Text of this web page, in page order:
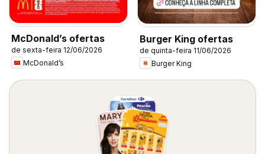
McDonald’s ofertas
de sexta-feira 12/06/2026
McDonald’s
Burger King ofertas
de quinta-feira 11/06/2026
Burger King